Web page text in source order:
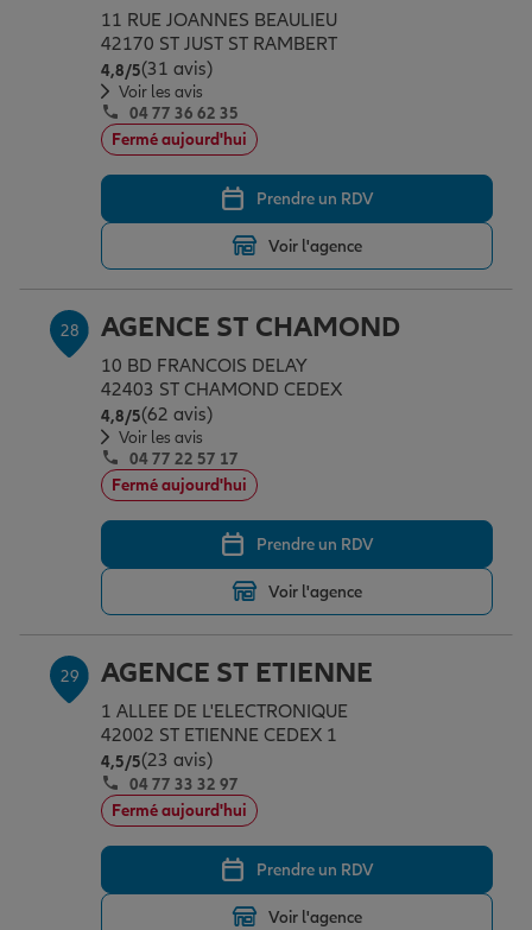
11 RUE JOANNES BEAULIEU
42170 ST JUST ST RAMBERT
4,8/5Note de 4.8 sur 5
(31 avis)
Voir les avis
04 77 36 62 35
Fermé aujourd'hui
Prendre un RDV
Voir l'agence
28 AGENCE ST CHAMOND
10 BD FRANCOIS DELAY
42403 ST CHAMOND CEDEX
4,8/5Note de 4.8 sur 5
(62 avis)
Voir les avis
04 77 22 57 17
Fermé aujourd'hui
Prendre un RDV
Voir l'agence
29 AGENCE ST ETIENNE
1 ALLEE DE L'ELECTRONIQUE
42002 ST ETIENNE CEDEX 1
4,5/5Note de 4.5 sur 5
(23 avis)
04 77 33 32 97
Fermé aujourd'hui
Prendre un RDV
Voir l'agence